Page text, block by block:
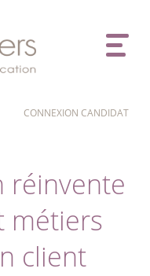
CONNEXION CANDIDAT
réinvente
métiers
client